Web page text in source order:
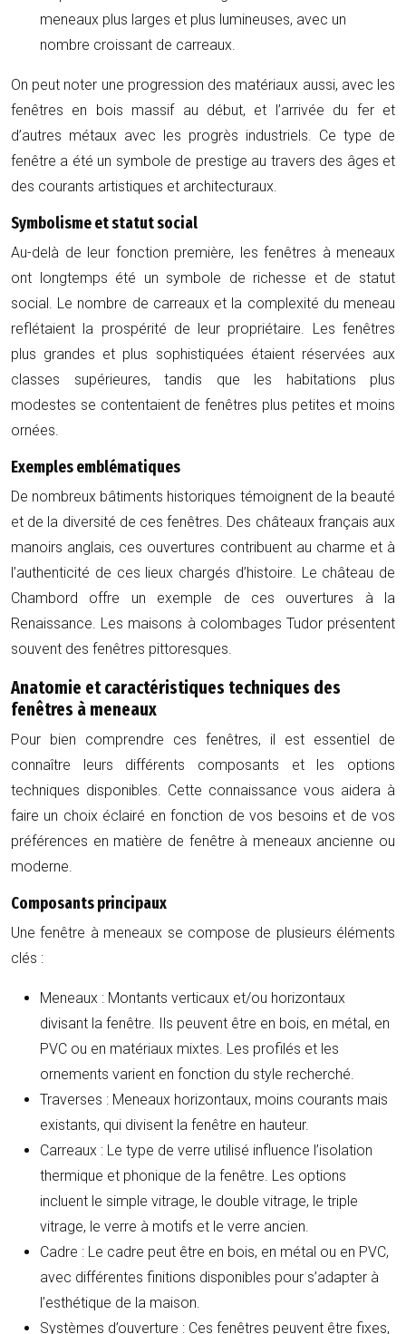
meneaux plus larges et plus lumineuses, avec un
nombre croissant de carreaux.
On peut noter une progression des matériaux aussi, avec les
fenêtres en bois massif au début, et l’arrivée du fer et
d’autres métaux avec les progrès industriels. Ce type de
fenêtre a été un symbole de prestige au travers des âges et
des courants artistiques et architecturaux.
Symbolisme et statut social
Au-delà de leur fonction première, les fenêtres à meneaux
ont longtemps été un symbole de richesse et de statut
social. Le nombre de carreaux et la complexité du meneau
reflétaient la prospérité de leur propriétaire. Les fenêtres
plus grandes et plus sophistiquées étaient réservées aux
classes supérieures, tandis que les habitations plus
modestes se contentaient de fenêtres plus petites et moins
ornées.
Exemples emblématiques
De nombreux bâtiments historiques témoignent de la beauté
et de la diversité de ces fenêtres. Des châteaux français aux
manoirs anglais, ces ouvertures contribuent au charme et à
l’authenticité de ces lieux chargés d’histoire. Le château de
Chambord offre un exemple de ces ouvertures à la
Renaissance. Les maisons à colombages Tudor présentent
souvent des fenêtres pittoresques.
Anatomie et caractéristiques techniques des
fenêtres à meneaux
Pour bien comprendre ces fenêtres, il est essentiel de
connaître leurs différents composants et les options
techniques disponibles. Cette connaissance vous aidera à
faire un choix éclairé en fonction de vos besoins et de vos
préférences en matière de fenêtre à meneaux ancienne ou
moderne.
Composants principaux
Une fenêtre à meneaux se compose de plusieurs éléments
clés :
Meneaux : Montants verticaux et/ou horizontaux
divisant la fenêtre. Ils peuvent être en bois, en métal, en
PVC ou en matériaux mixtes. Les profilés et les
ornements varient en fonction du style recherché.
Traverses : Meneaux horizontaux, moins courants mais
existants, qui divisent la fenêtre en hauteur.
Carreaux : Le type de verre utilisé influence l’isolation
thermique et phonique de la fenêtre. Les options
incluent le simple vitrage, le double vitrage, le triple
vitrage, le verre à motifs et le verre ancien.
Cadre : Le cadre peut être en bois, en métal ou en PVC,
avec différentes finitions disponibles pour s’adapter à
l’esthétique de la maison.
Systèmes d’ouverture : Ces fenêtres peuvent être fixes,